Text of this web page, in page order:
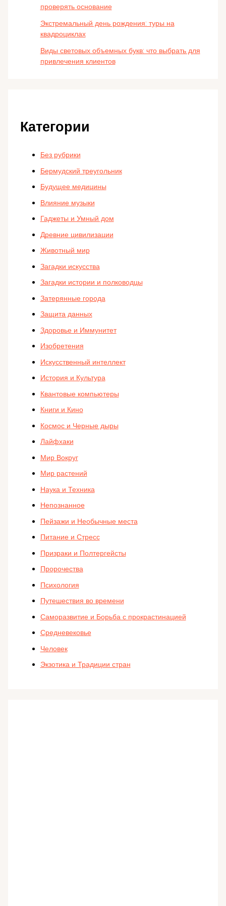
проверять основание
Экстремальный день рождения: туры на
квадроциклах
Виды световых объемных букв: что выбрать для
привлечения клиентов
Категории
Без рубрики
Бермудский треугольник
Будущее медицины
Влияние музыки
Гаджеты и Умный дом
Древние цивилизации
Животный мир
Загадки искусства
Загадки истории и полководцы
Затерянные города
Защита данных
Здоровье и Иммунитет
Изобретения
Искусственный интеллект
История и Культура
Квантовые компьютеры
Книги и Кино
Космос и Черные дыры
Лайфхаки
Мир Вокруг
Мир растений
Наука и Техника
Непознанное
Пейзажи и Необычные места
Питание и Стресс
Призраки и Полтергейсты
Пророчества
Психология
Путешествия во времени
Саморазвитие и Борьба с прокрастинацией
Средневековье
Человек
Экзотика и Традиции стран